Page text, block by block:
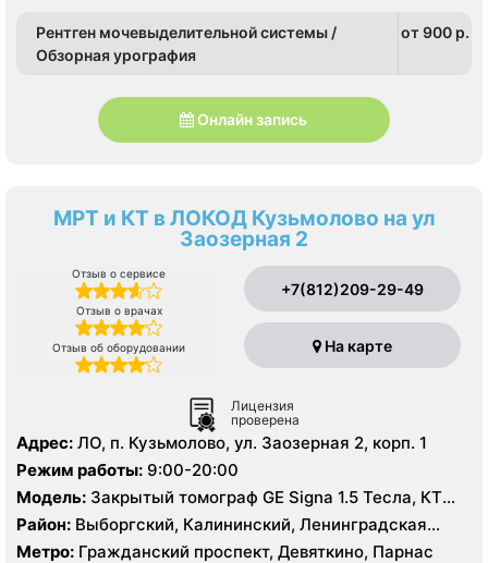
Рентген мочевыделительной системы /
Обзорная урография
от 900 p.
Онлайн запись
МРТ и КТ в ЛОКОД Кузьмолово на ул
Заозерная 2
Отзыв о сервисе
Отзыв о врачах
Отзыв об оборудовании
+7(812)209-29-49
На карте
Лицензия
проверена
Адрес: ЛО, п. Кузьмолово, ул. Заозерная 2, корп. 1
Режим работы: 9:00-20:00
Модель: Закрытый томограф GE Signa 1.5 Тесла, КТ
Siemens Somatom 16 срезов
Район: Выборгский, Калининский, Ленинградская
область
Метро: Гражданский проспект, Девяткино, Парнас